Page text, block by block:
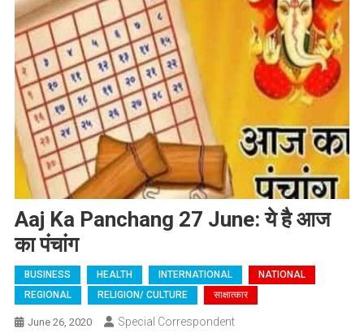
Aaj Ka Panchang 27 June: ये है आज
का पंचांग
BUSINESS HEALTH INTERNATIONAL
NATIONAL
REGIONAL
RELIGION/ CULTURE साक्षात्कार
June 26, 2020 Special Correspondent